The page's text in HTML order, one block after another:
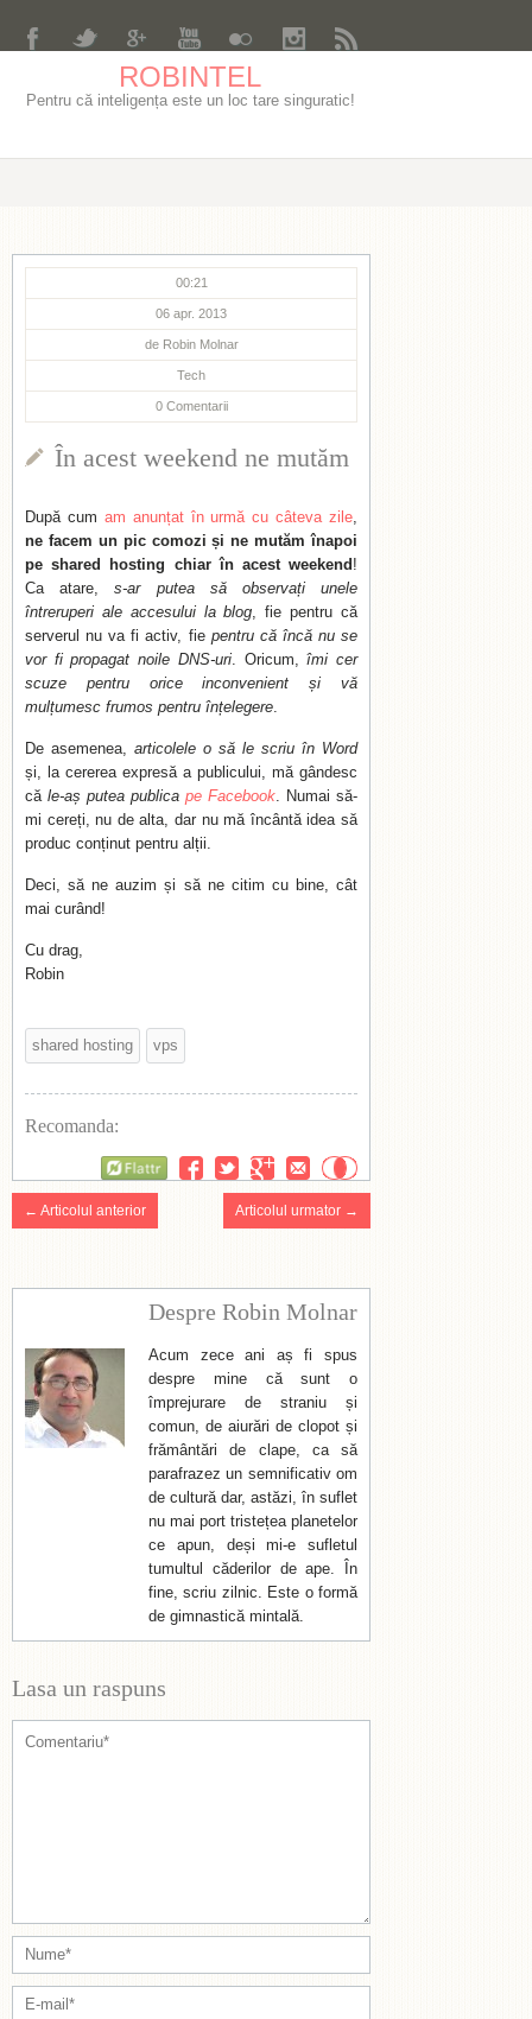
ROBINTEL
Pentru că inteligența este un loc tare singuratic!
00:21
06 apr. 2013
de Robin Molnar
Tech
0 Comentarii
În acest weekend ne mutăm
După cum am anunțat în urmă cu câteva zile,
ne facem un pic comozi și ne mutăm înapoi
pe shared hosting chiar în acest weekend !
Ca atare, s-ar putea să observați unele
întreruperi ale accesului la blog, fie pentru că
serverul nu va fi activ, fie pentru că încă nu se
vor fi propagat noile DNS-uri. Oricum,îmi cer
scuze pentru orice inconvenient și vă
mulțumesc frumos pentru înțelegere.
De asemenea, articolele o să le scriu în Word
și, la cererea expresă a publicului, mă gândesc
căle-aș putea publica pe Facebook. Numai să-
mi cereți, nu de alta, dar nu mă încântă idea să
produc conținut pentru alții.
Deci, să ne auzim și să ne citim cu bine, cât
mai curând!
Cu drag,
Robin
shared hosting vps
Recomanda:
← Articolul anterior Articolul urmator →
Despre Robin Molnar
Acum zece ani aș fi spus
despre mine că sunt o
împrejurare de straniu și
comun, de aiurări de clopot și
frământări de clape, ca să
parafrazez un semnificativ om
de cultură dar, astăzi, în suflet
nu mai port tristețea planetelor
ce apun, deși mi-e sufletul
tumultul căderilor de ape. În
fine, scriu zilnic. Este o formă
de gimnastică mintală.
Lasa un raspuns